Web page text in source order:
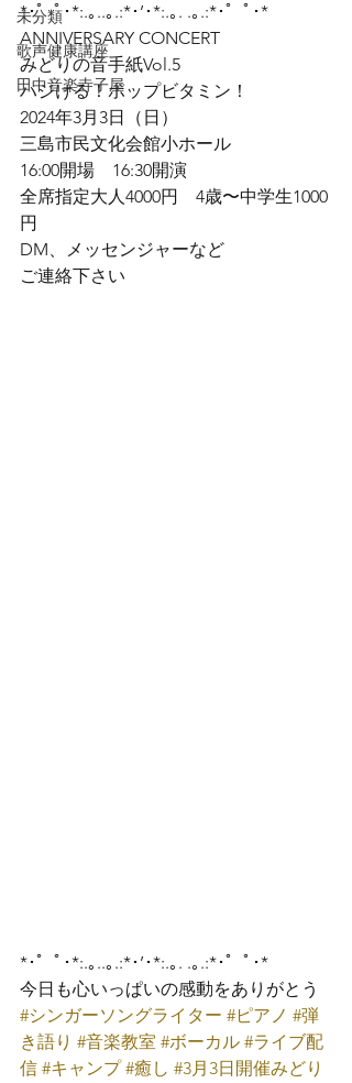
未分類
歌声健康講座
田中音楽寺子屋
*･゜ﾟ･*:.｡..｡.:*･’･*:.｡. .｡.:*･゜ﾟ･*
ANNIVERSARY CONCERT
みどりの音手紙Vol.5
ハジける！ポップビタミン！
2024年3月3日（日）
三島市民文化会館小ホール
16:00開場　16:30開演
全席指定大人4000円　4歳〜中学生1000
円
DM、メッセンジャーなど
ご連絡下さい
*･゜ﾟ･*:.｡..｡.:*･’･*:.｡. .｡.:*･゜ﾟ･*
今日も心いっぱいの感動をありがとう
#シンガーソングライター #ピアノ #弾
き語り #音楽教室 #ボーカル #ライブ配
信 #キャンプ #癒し #3月3日開催みどり